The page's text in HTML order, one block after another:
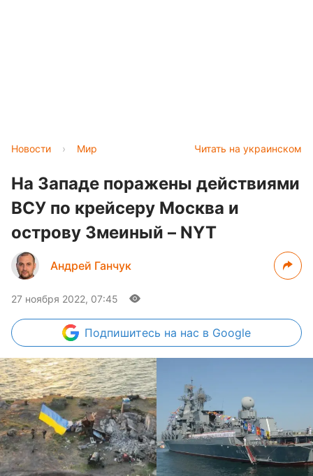
Читать на украинском
Новости › Мир
На Западе поражены действиями
ВСУ по крейсеру Москва и
острову Змеиный – NYT
Андрей Ганчук
27 ноября 2022, 07:45
Подпишитесь на нас в Google